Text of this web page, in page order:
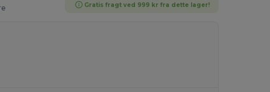
Gratis fragt ved 999 kr fra dette lager!